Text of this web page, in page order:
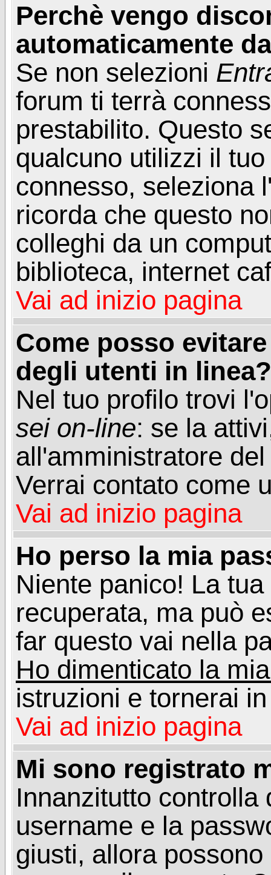
Perchè vengo
automaticamente
Se non selezioni
forum ti terrà
prestabilito. Questo
qualcuno utilizzi il
connesso, seleziona
ricorda che questo
colleghi da un
biblioteca, internet
Vai ad inizio pagina
Come posso
degli utenti in linea?
Nel tuo profilo trovi
sei on-line: se la
all'amministratore
Verrai contato come
Vai ad inizio pagina
Ho perso la mia
Niente panico! La
recuperata, ma può
far questo vai nella
Ho dimenticato la
istruzioni e tornerai
Vai ad inizio pagina
Mi sono registrato
Innanzitutto controlla
username e la
giusti, allora